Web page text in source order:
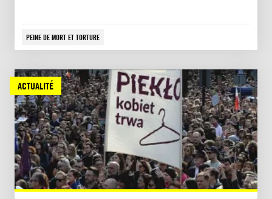
PEINE DE MORT ET TORTURE
ACTUALITÉ